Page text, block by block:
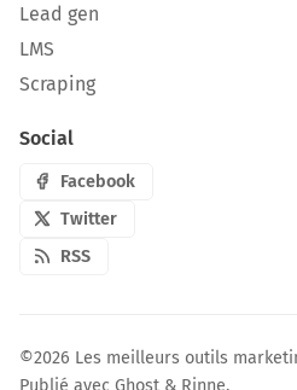
Lead gen
LMS
Scraping
Social
Facebook
Twitter
RSS
©2026 Les meilleurs outils
Publié avec Ghost & Rinne.